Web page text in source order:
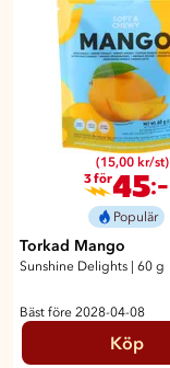
(15,00 kr/st)
3 för45:-
Populär
Torkad Mango
Sunshine Delights 60 g
Bäst före 2028-04-08
Köp